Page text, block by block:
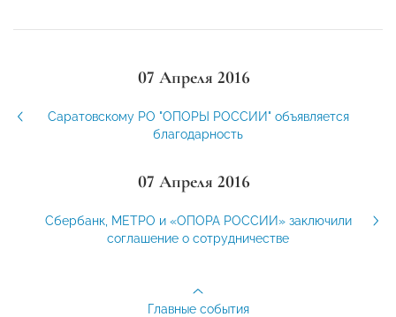
07 Апреля 2016
Саратовскому РО "ОПОРЫ РОССИИ" объявляется
благодарность
07 Апреля 2016
Сбербанк, МЕТРО и «ОПОРА РОССИИ» заключили
соглашение о сотрудничестве
Главные события